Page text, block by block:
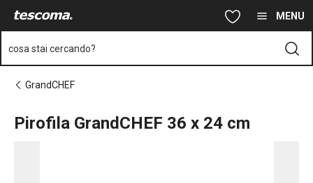
Vai al contenuto principale MENU
cosa stai cercando?
GrandCHEF
Pirofila GrandCHEF 36 x 24 cm